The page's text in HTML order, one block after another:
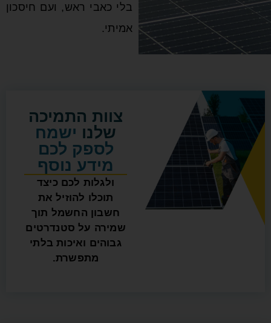
בלי כאבי ראש, ועם חיסכון
אמיתי.
צוות התמיכה
ישמח
לספק לכם
מידע נוסף
ולגלות לכם כיצד
תוכלו להוזיל את
חשבון החשמל תוך
שמירה על סטנדרטים
גבוהים ואיכות בלתי